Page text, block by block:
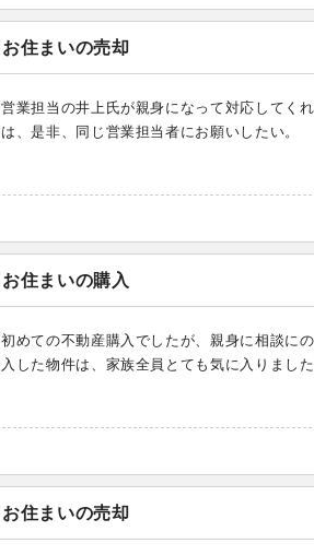
お住まいの売却
営業担当の井上氏が親身になって対応してく
は、是非、同じ営業担当者にお願いしたい。
お住まいの購入
初めての不動産購入でしたが、親身に相談に
入した物件は、家族全員とても気に入りまし
お住まいの売却